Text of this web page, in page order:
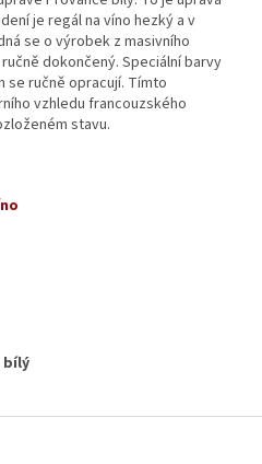
je regál na víno hezký a v
se o výrobek z masivního
dokončený. Speciální barvy
se ručně opracují. Tímto
vzhledu francouzského
stavu.
bílý